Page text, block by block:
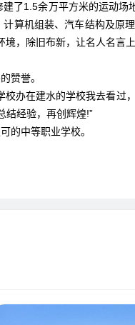
了1.5余万平方米的运动场
算机组装、汽车结构及原
，除旧布新，让名人名言
赞誉。
办在建水的学校我去看过
结经验，再创辉煌!”
的中等职业学校。